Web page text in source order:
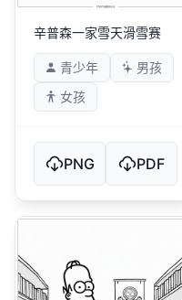
辛普森一家雪天滑雪赛
青少年
男孩
女孩
PNG PDF